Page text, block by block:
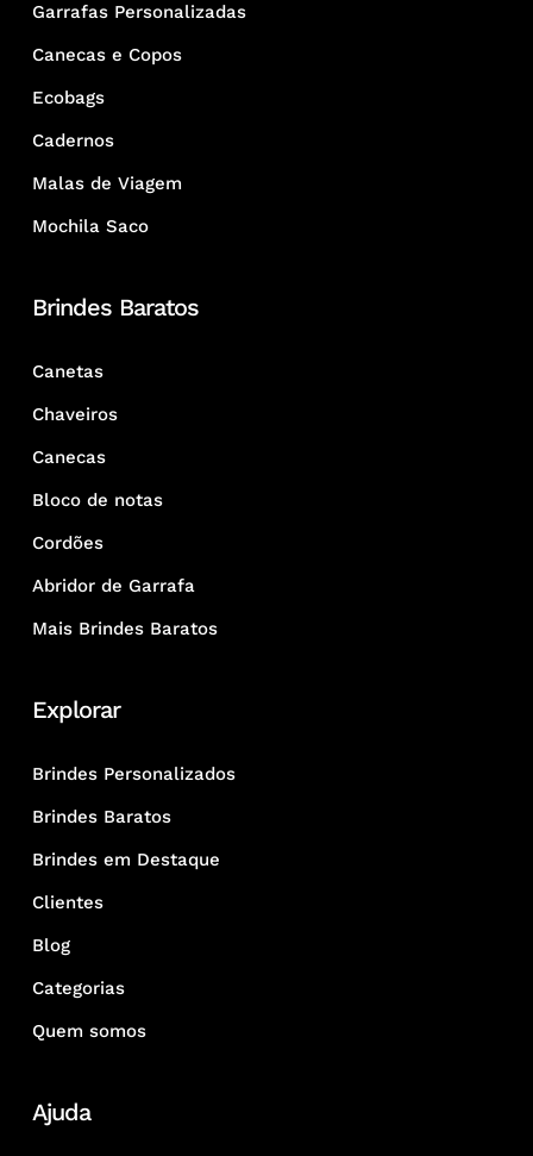
Garrafas Personalizadas
Canecas e Copos
Ecobags
Cadernos
Malas de Viagem
Mochila Saco
Brindes Baratos
Canetas
Chaveiros
Canecas
Bloco de notas
Cordões
Abridor de Garrafa
Mais Brindes Baratos
Explorar
Brindes Personalizados
Brindes Baratos
Brindes em Destaque
Clientes
Blog
Categorias
Quem somos
Ajuda